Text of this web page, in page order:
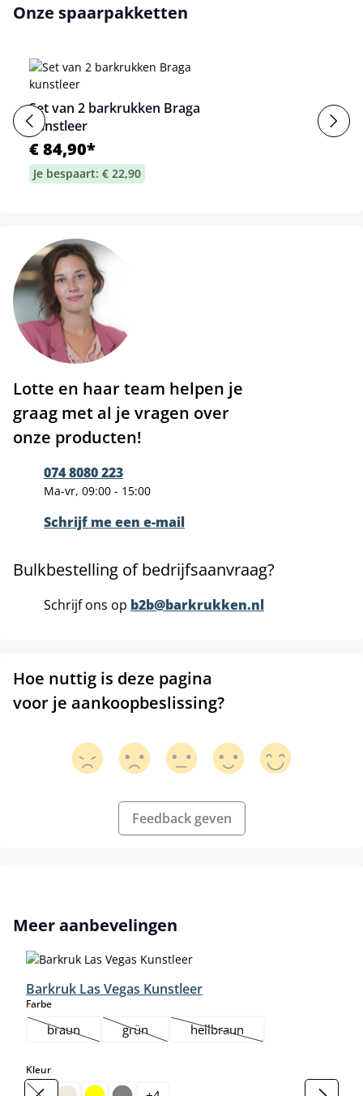
Onze spaarpakketten
Set van 2 barkrukken Braga
kunstleer
€ 84,90*
Je bespaart: € 22,90
Lotte en haar team helpen je
graag met al je vragen over
onze producten!
074 8080 223
Ma-vr, 09:00 - 15:00
Schrijf me een e-mail
Bulkbestelling of bedrijfsaanvraag?
Schrijf ons op b2b@barkrukken.nl
Hoe nuttig is deze pagina
voor je aankoopbeslissing?
Feedback geven
Productgalerij overslaan
Meer aanbevelingen
Barkruk Las Vegas Kunstleer
Farbeselect
braun
(Deze optie is momenteel niet beschikbaar.)
grün
(Deze optie is momenteel niet beschikbaar.)
hellbraun
(Deze optie is momenteel niet
Kleurselect